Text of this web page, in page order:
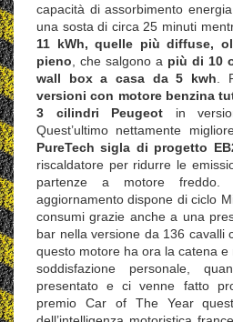
capacità di assorbimento
una sosta di circa 25 minuti
11 kWh, quelle più diffuse,
pieno , che salgono a più di 10
wall box a casa da 5 kwh .
versioni con motore benzina
3 cilindri Peugeot in
Quest’ultimo nettamente
PureTech sigla di progetto
riscaldatore per ridurre le
partenze a motore
aggiornamento dispone di ciclo
consumi grazie anche a una
bar nella versione da 136 cavalli
questo motore ha ora la catena
soddisfazione personale,
presentato e ci venne fatto
premio Car of The Year